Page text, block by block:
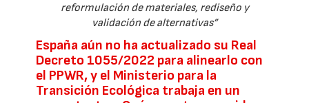
reformulación de materiales, rediseño y
validación de alternativas”
España aún no ha actualizado su Real
Decreto 1055/2022 para alinearlo con
el PPWR, y el Ministerio para la
Transición Ecológica trabaja en un